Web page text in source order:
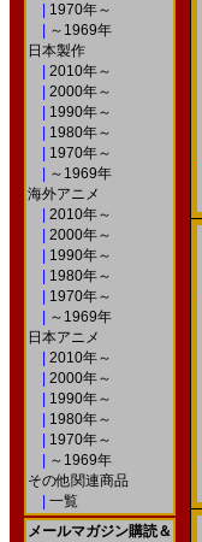
1970年～
～1969年
日本製作
2010年～
2000年～
1990年～
1980年～
1970年～
～1969年
海外アニメ
2010年～
2000年～
1990年～
1980年～
1970年～
～1969年
日本アニメ
2010年～
2000年～
1990年～
1980年～
1970年～
～1969年
その他関連商品
一覧
メールマガジン購読＆